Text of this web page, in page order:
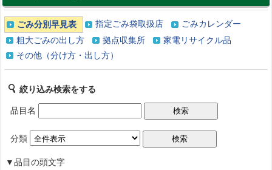
ごみ分別早見表 指定ごみ袋取扱店
ごみカレンダー
粗大ごみの出し方
拠点収集所
家電リサイクル品
その他（分け方・出し方）
絞り込み検索をする
品目名
分類
▼品目の頭文字